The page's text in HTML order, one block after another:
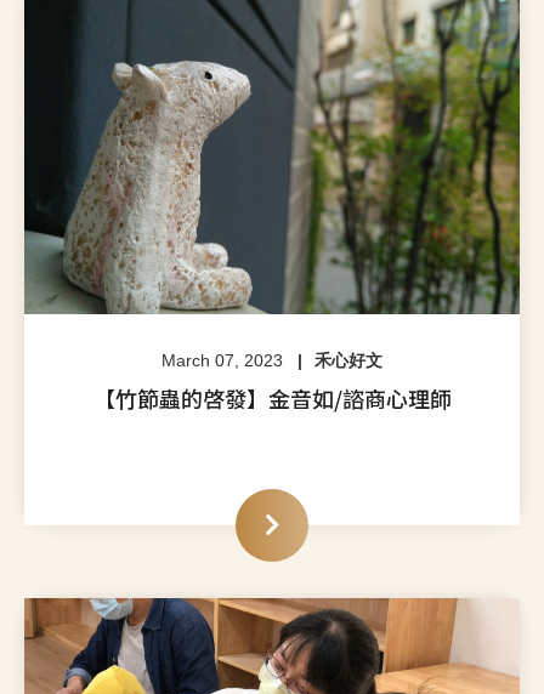
March 07, 2023 禾心好文
【竹節蟲的啓發】金音如/諮商心理師